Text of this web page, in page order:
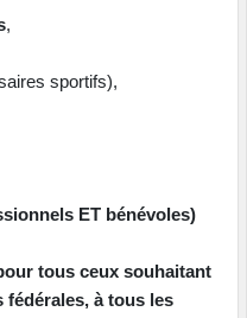
,
sportifs),
ET bénévoles)
tous ceux souhaitant
à tous les